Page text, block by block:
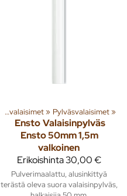
Ulkovalaisimet‪» Pylväsvalaisimet‪»
Ensto Valaisinpylväs
Ensto 50mm 1,5m
valkoinen
Erikoishinta30,00 €
Pulverimaalattu, alusinkittyä
terästä oleva suora valaisinpylväs,